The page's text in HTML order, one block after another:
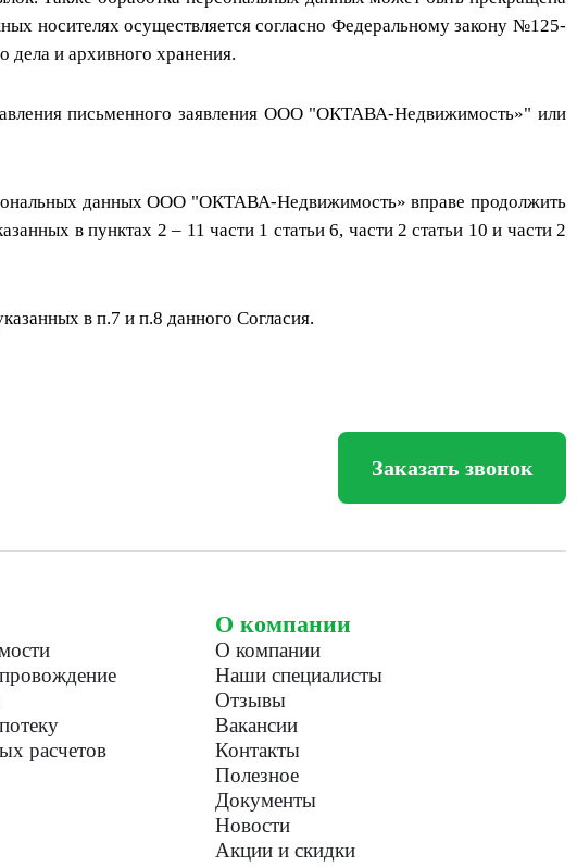
носителях осуществляется согласно Федеральному закону №125-
и архивного хранения.
письменного заявления ООО "ОКТАВА-Недвижимость»" или
данных ООО "ОКТАВА-Недвижимость» вправе продолжить
в пунктах 2 – 11 части 1 статьи 6, части 2 статьи 10 и части 2
в п.7 и п.8 данного Согласия.
Заказать звонок
расчетов
О компании
О компании
Наши специалисты
Отзывы
Вакансии
Контакты
Полезное
Документы
Новости
Акции и скидки